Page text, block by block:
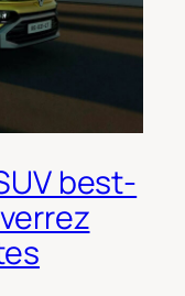
best-